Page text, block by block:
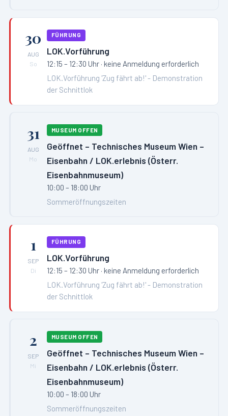
30
AUG
So
FÜHRUNG
LOK.Vorführung
12:15 – 12:30 Uhr · keine Anmeldung erforderlich
LOK.Vorführung 'Zug fährt ab!' - Demonstration
der Schnittlok
31
AUG
Mo
MUSEUM OFFEN
Geöffnet – Technisches Museum Wien –
Eisenbahn / LOK.erlebnis (Österr.
Eisenbahnmuseum)
10:00 – 18:00 Uhr
Sommeröffnungszeiten
1
SEP
Di
FÜHRUNG
LOK.Vorführung
12:15 – 12:30 Uhr · keine Anmeldung erforderlich
LOK.Vorführung 'Zug fährt ab!' - Demonstration
der Schnittlok
2
SEP
Mi
MUSEUM OFFEN
Geöffnet – Technisches Museum Wien –
Eisenbahn / LOK.erlebnis (Österr.
Eisenbahnmuseum)
10:00 – 18:00 Uhr
Sommeröffnungszeiten